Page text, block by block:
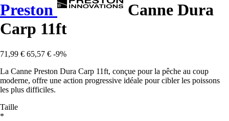
Preston
Canne Dura
Carp 11ft
71,99 € 65,57 € -9%
La Canne Preston Dura Carp 11ft, conçue pour la pêche au coup
moderne, offre une action progressive idéale pour cibler les poissons
les plus difficiles.
Taille
*